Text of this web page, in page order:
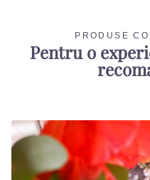
PRODUSE
Pentru o